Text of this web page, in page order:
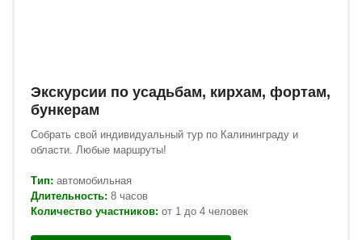
Экскурсии по усадьбам, кирхам, фортам,
бункерам
Собрать свой индивидуальный тур по Калининграду и
области. Любые маршруты!
Тип: автомобильная
Длительность: 8 часов
Количество участников: от 1 до 4 человек